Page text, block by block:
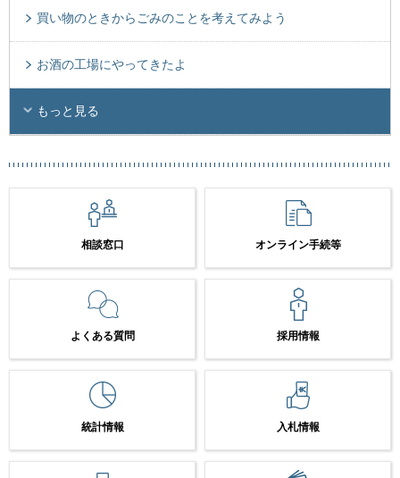
買い物のときからごみのことを考えてみよう
お酒の工場にやってきたよ
もっと見る
相談窓口 オンライン手続等
よくある質問 採用情報
統計情報 入札情報